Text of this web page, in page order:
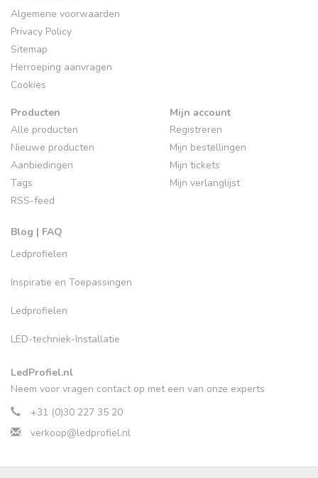
Algemene voorwaarden
Privacy Policy
Sitemap
Herroeping aanvragen
Cookies
Producten
Alle producten
Nieuwe producten
Aanbiedingen
Tags
RSS-feed
Blog | FAQ
Ledprofielen
Inspiratie en Toepassingen
Ledprofielen
LED-techniek-Installatie
Mijn account
Registreren
Mijn bestellingen
Mijn tickets
Mijn verlanglijst
LedProfiel.nl
Neem voor vragen contact op met een van onze experts
+31 (0)30 227 35 20
verkoop@ledprofiel.nl